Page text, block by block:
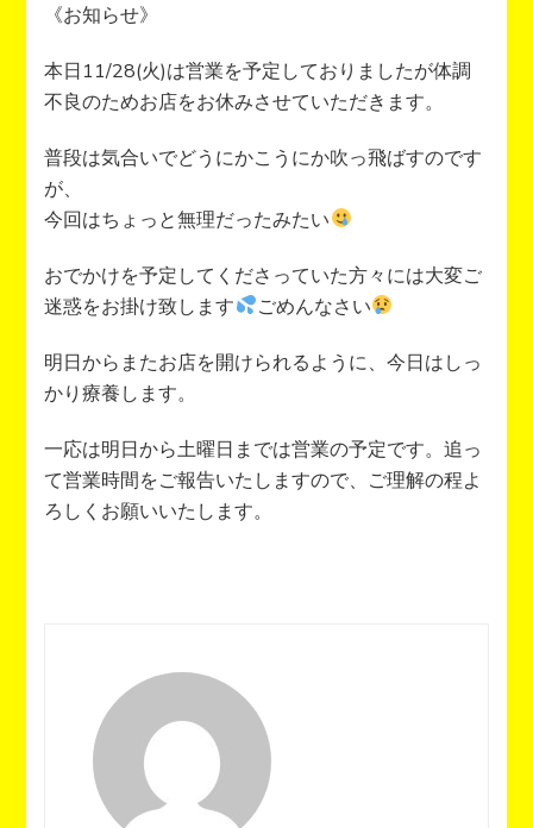
《お知らせ》
本日11/28(火)は営業を予定しておりましたが体調
不良のためお店をお休みさせていただきます。
普段は気合いでどうにかこうにか吹っ飛ばすのです
が、
今回はちょっと無理だったみたい
おでかけを予定してくださっていた方々には大変ご
迷惑をお掛け致します
ごめんなさい
明日からまたお店を開けられるように、今日はしっ
かり療養します。
一応は明日から土曜日までは営業の予定です。追っ
て営業時間をご報告いたしますので、ご理解の程よ
ろしくお願いいたします。